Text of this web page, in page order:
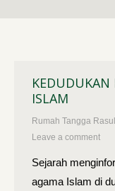
ISLAM
Rumah Tangga
Leave a comment
Sejarah
agama Islam di